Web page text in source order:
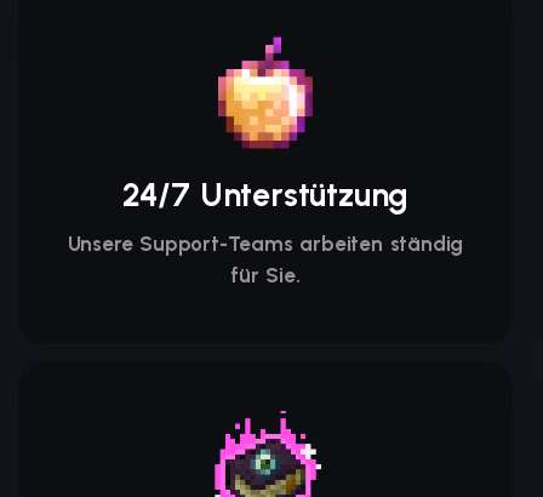
24/7 Unterstützung
Unsere Support-Teams arbeiten ständig
für Sie.